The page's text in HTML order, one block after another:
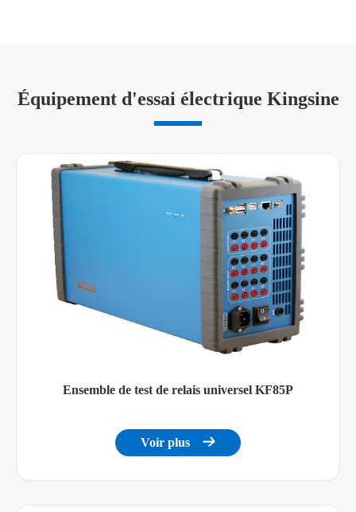
Équipement d'essai électrique Kingsine
Ensemble de test de relais universel KF85P
Voir plus 